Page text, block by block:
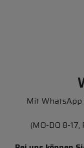
Mit WhatsApp
(MO-DO 8-17,